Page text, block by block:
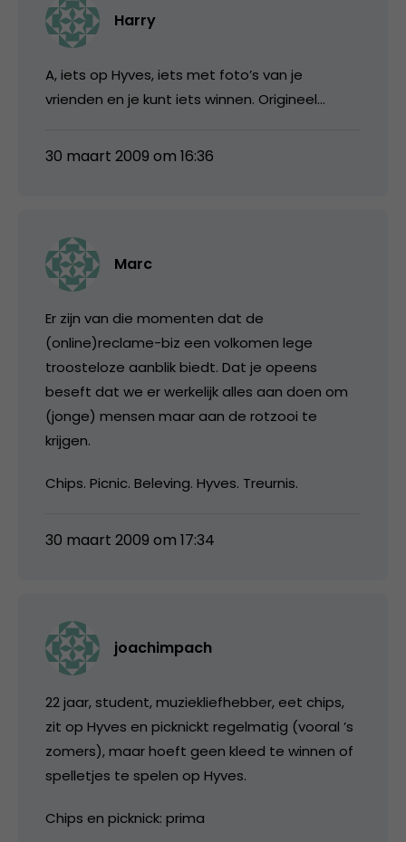
Harry
A, iets op Hyves, iets met foto’s van je
vrienden en je kunt iets winnen. Origineel…
30 maart 2009 om 16:36
Marc
Er zijn van die momenten dat de
(online)reclame-biz een volkomen lege
troosteloze aanblik biedt. Dat je opeens
beseft dat we er werkelijk alles aan doen om
(jonge) mensen maar aan de rotzooi te
krijgen.
Chips. Picnic. Beleving. Hyves. Treurnis.
30 maart 2009 om 17:34
joachimpach
22 jaar, student, muziekliefhebber, eet chips,
zit op Hyves en picknickt regelmatig (vooral ’s
zomers), maar hoeft geen kleed te winnen of
spelletjes te spelen op Hyves.
Chips en picknick: prima